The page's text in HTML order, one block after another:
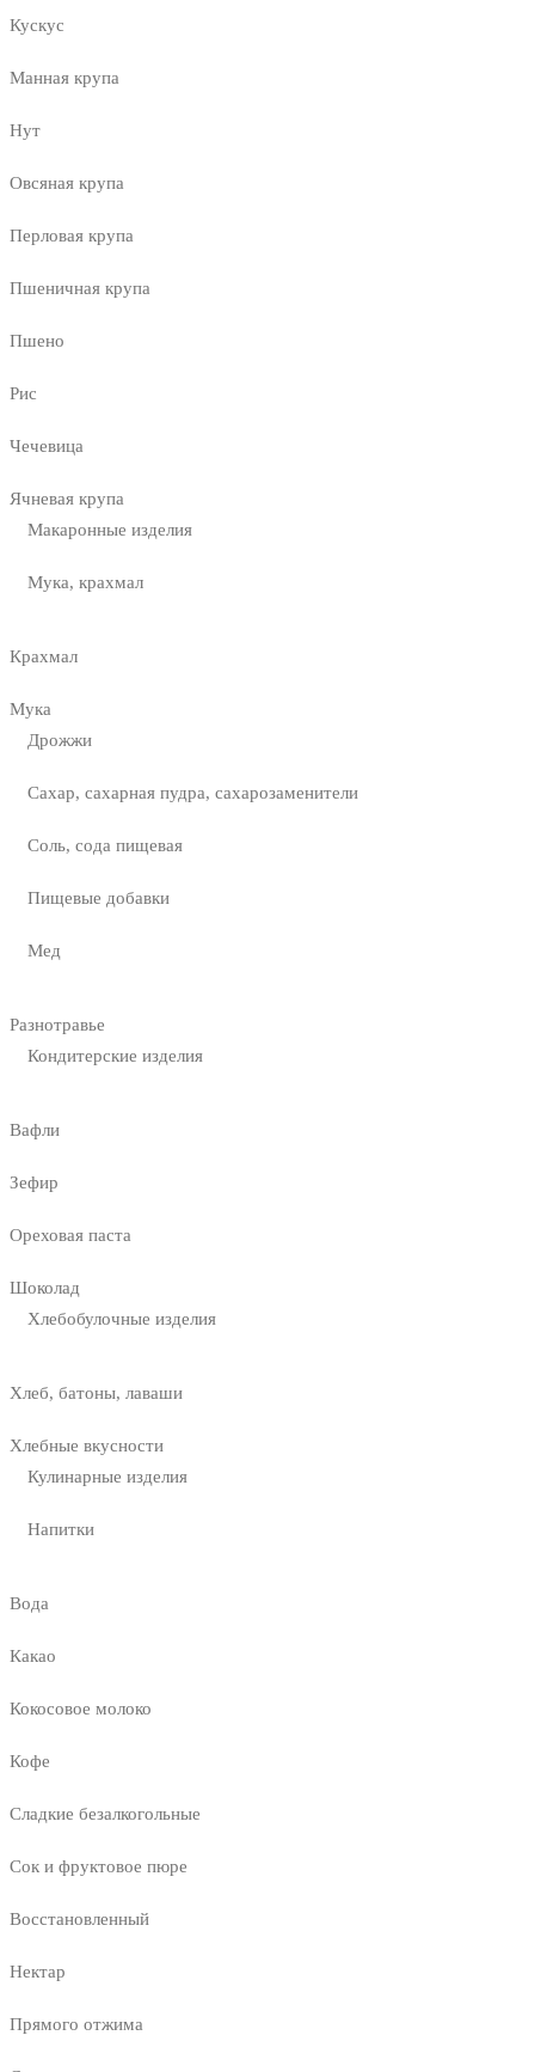
Кускус
Манная крупа
Нут
Овсяная крупа
Перловая крупа
Пшеничная крупа
Пшено
Рис
Чечевица
Ячневая крупа
Макаронные изделия
Мука, крахмал
Крахмал
Мука
Дрожжи
Сахар, сахарная пудра, сахарозаменители
Соль, сода пищевая
Пищевые добавки
Мед
Разнотравье
Кондитерские изделия
Вафли
Зефир
Ореховая паста
Шоколад
Хлебобулочные изделия
Хлеб, батоны, лаваши
Хлебные вкусности
Кулинарные изделия
Напитки
Вода
Какао
Кокосовое молоко
Кофе
Сладкие безалкогольные
Сок и фруктовое пюре
Восстановленный
Нектар
Прямого отжима